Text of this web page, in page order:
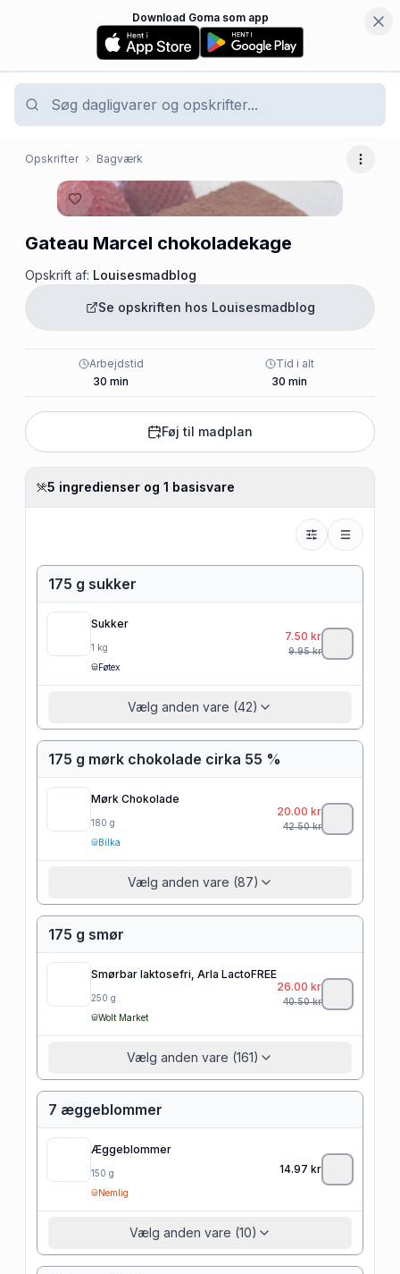
Download Goma som app
Opskrifter Bagværk Flere
Gateau Marcel chokoladekage
Opskrift af: Louisesmadblog
Se opskriften hos Louisesmadblog
Arbejdstid
30 min
Tid i alt
30 min
Føj til madplan
5 ingredienser og 1 basisvare
175 g sukker
Sukker
1 kg
Føtex
7.50 kr
9.95kr
Vælg anden vare (42)
175 g mørk chokolade cirka 55 %
Mørk Chokolade
180 g
Bilka
20.00 kr
42.50kr
Vælg anden vare (87)
175 g smør
Smørbar laktosefri, Arla LactoFREE
250 g
Wolt Market
26.00 kr
40.50kr
Vælg anden vare (161)
7 æggeblommer
Æggeblommer
150 g
Nemlig
14.97 kr
Vælg anden vare (10)